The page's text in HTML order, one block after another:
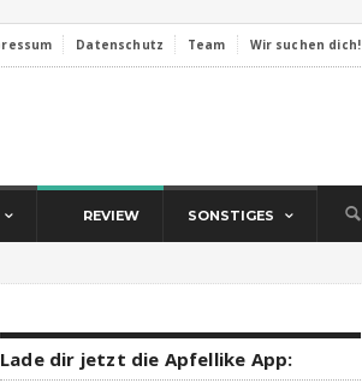
Datenschutz Team Wir suchen dich!
REVIEW SONSTIGES
Lade dir jetzt die Apfellike App: